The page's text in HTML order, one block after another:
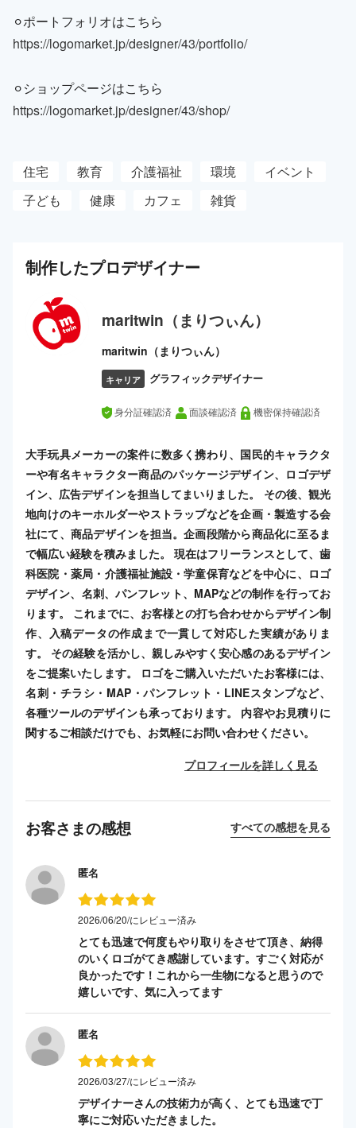
⚪︎ポートフォリオはこちら
https://logomarket.jp/designer/43/portfolio/
⚪︎ショップページはこちら
https://logomarket.jp/designer/43/shop/
住宅 教育 介護福祉 環境
イベント
子ども
健康 カフェ 雑貨
制作したプロデザイナー
maritwin（まりつぃん）
maritwin（まりつぃん）
キャリア グラフィックデザイナー
身分証確認済 面談確認済 機密保持確認済
大手玩具メーカーの案件に数多く携わり、国民的キャラクタ
ーや有名キャラクター商品のパッケージデザイン、ロゴデザ
イン、広告デザインを担当してまいりました。 その後、観光
地向けのキーホルダーやストラップなどを企画・製造する会
社にて、商品デザインを担当。企画段階から商品化に至るま
で幅広い経験を積みました。 現在はフリーランスとして、歯
科医院・薬局・介護福祉施設・学童保育などを中心に、ロゴ
デザイン、名刺、パンフレット、MAPなどの制作を行ってお
ります。 これまでに、お客様との打ち合わせからデザイン制
作、入稿データの作成まで一貫して対応した実績がありま
す。 その経験を活かし、親しみやすく安心感のあるデザイン
をご提案いたします。 ロゴをご購入いただいたお客様には、
名刺・チラシ・MAP・パンフレット・LINEスタンプなど、
各種ツールのデザインも承っております。 内容やお見積りに
関するご相談だけでも、お気軽にお問い合わせください。
プロフィールを詳しく見る
お客さまの感想 すべての感想を見る
匿名
2026/06/20/にレビュー済み
とても迅速で何度もやり取りをさせて頂き、納得
のいくロゴがてき感謝しています。すごく対応が
良かったです！これから一生物になると思うので
嬉しいです、気に入ってます
匿名
2026/03/27/にレビュー済み
デザイナーさんの技術力が高く、とても迅速で丁
寧にご対応いただきました。